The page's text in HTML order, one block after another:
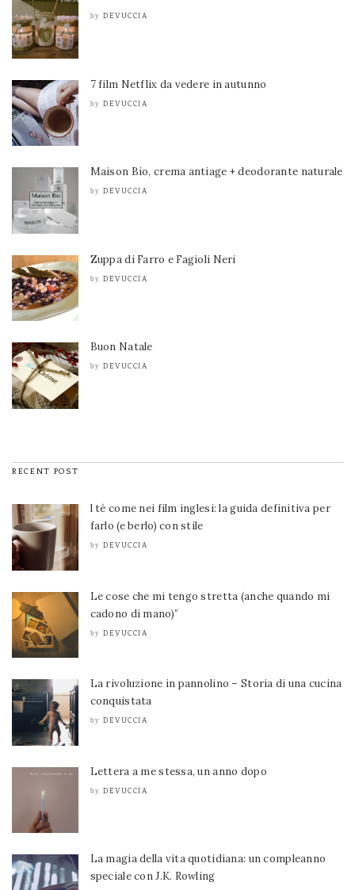
by DEVUCCIA
7 film Netflix da vedere in autunno
by DEVUCCIA
Maison Bio, crema antiage + deodorante naturale
by DEVUCCIA
Zuppa di Farro e Fagioli Neri
by DEVUCCIA
Buon Natale
by DEVUCCIA
RECENT POST
l tè come nei film inglesi: la guida definitiva per
farlo (e berlo) con stile
by DEVUCCIA
Le cose che mi tengo stretta (anche quando mi
cadono di mano)”
by DEVUCCIA
La rivoluzione in pannolino – Storia di una cucina
conquistata
by DEVUCCIA
Lettera a me stessa, un anno dopo
by DEVUCCIA
La magia della vita quotidiana: un compleanno
speciale con J.K. Rowling